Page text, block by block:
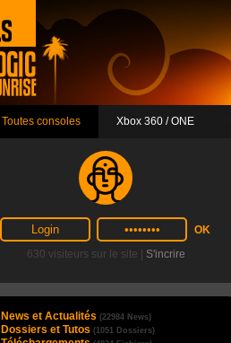
Toutes consoles Xbox 360 / ONE
630 visiteurs sur le site | S'incrire
News et Actualités (22984 News)
Dossiers et Tutos (1051 Dossiers)